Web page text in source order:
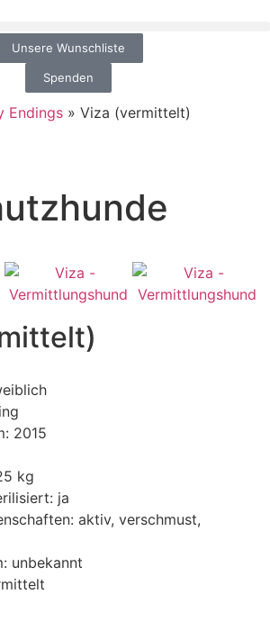
Unsere Wunschliste
Spenden
Endings » Viza (vermittelt)
2015
kg
ja
aktiv, verschmust,
unbekannt